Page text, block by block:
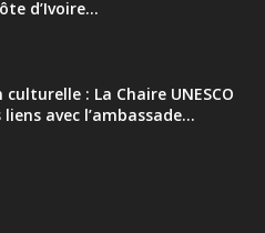
d’Ivoire...
: La Chaire UNESCO
avec l’ambassade...